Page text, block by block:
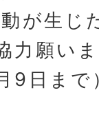
が生じ
力願い
9日まで